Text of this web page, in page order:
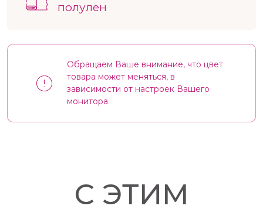
полулен
Обращаем Ваше внимание, что цвет
товара может меняться, в
зависимости от настроек Вашего
монитора
С ЭТИМ